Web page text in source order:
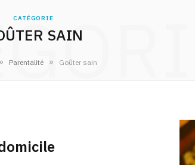
CATÉGORIE
SAIN
» Parentalité » Goûter sain